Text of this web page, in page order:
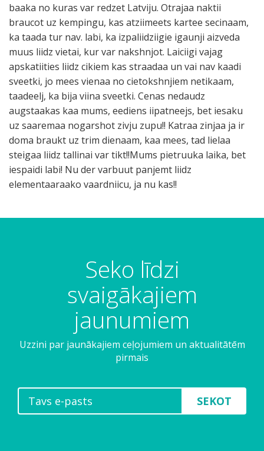
baaka no kuras var redzet Latviju. Otrajaa naktii
braucot uz kempingu, kas atziimeets kartee secinaam,
ka taada tur nav. labi, ka izpaliidziigie igaunji aizveda
muus liidz vietai, kur var nakshnjot. Laiciigi vajag
apskatiities liidz cikiem kas straadaa un vai nav kaadi
sveetki, jo mees vienaa no cietokshnjiem netikaam,
taadeelj, ka bija viina sveetki. Cenas nedaudz
augstaakas kaa mums, eediens iipatneejs, bet iesaku
uz saaremaa nogarshot zivju zupu!! Katraa zinjaa ja ir
doma braukt uz trim dienaam, kaa mees, tad lielaa
steigaa liidz tallinai var tikt!!Mums pietruuka laika, bet
iespaidi labi! Nu der varbuut panjemt liidz
elementaaraako vaardniicu, ja nu kas!!
Seko līdzi
svaigākajiem
jaunumiem
Uzzini par jaunākajiem ceļojumiem un aktualitātēm
pirmais
SEKOT